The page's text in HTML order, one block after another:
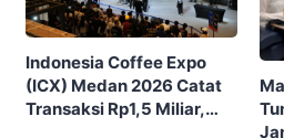
Indonesia Coffee Expo
(ICX) Medan 2026 Catat
Transaksi Rp1,5 Miliar,